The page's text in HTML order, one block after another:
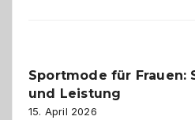
gegen
Sportmode für
und Leistung
15. April 2026